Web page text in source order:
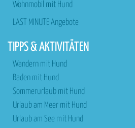
Wohnmobil mit Hund
LAST MINUTE Angebote
TIPPS & AKTIVITÄTEN
Wandern mit Hund
Baden mit Hund
Sommerurlaub mit Hund
Urlaub am Meer mit Hund
Urlaub am See mit Hund